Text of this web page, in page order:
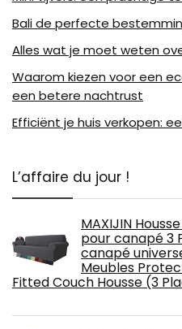
Bali de perfecte
Alles wat je moet weten
Waarom kiezen voor een
een betere nachtrust
Efficiënt je huis verkopen:
L’affaire du jour !
MAXIJIN
pour canapé 3
canapé
Meubles
Fitted Couch Housse (3